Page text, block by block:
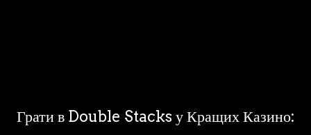
Грати в Double Stacks у Кращих Казино: